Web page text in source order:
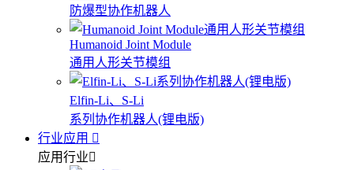
防爆型协作机器人
Humanoid Joint Module
通用人形关节模组
Elfin-Li、S-Li
系列协作机器人(锂电版)
行业应用
应用行业